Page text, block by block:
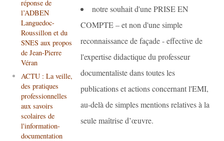
réponse de
l’ADBEN
Languedoc-
Roussillon et du
SNES aux propos
de Jean-Pierre
Véran
ACTU : La veille,
des pratiques
professionnelles
aux savoirs
scolaires de
l'information-
documentation
notre souhait d'une PRISE EN
COMPTE – et non d'une simple
reconnaissance de façade - effective de
l'expertise didactique du professeur
documentaliste dans toutes les
publications et actions concernant l'EMI,
au-delà de simples mentions relatives à la
seule maîtrise d’œuvre.